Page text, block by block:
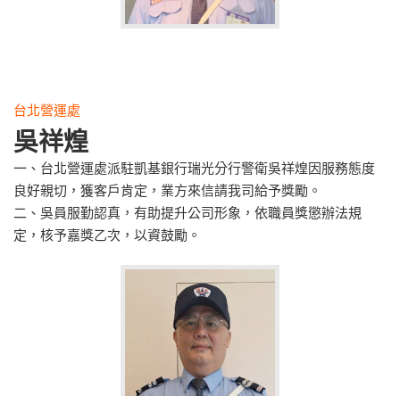
台北營運處
吳祥煌
一、台北營運處派駐凱基銀行瑞光分行警衛吳祥煌因服務態度
良好親切，獲客戶肯定，業方來信請我司給予獎勵。
二、吳員服勤認真，有助提升公司形象，依職員獎懲辦法規
定，核予嘉獎乙次，以資鼓勵。